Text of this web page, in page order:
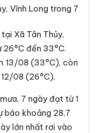
Phú
Càng Long
Ngang
Hưng
Lách
Điền
Vĩnh Long trong 7
Xã Tân Thủy,
đến 33°C.
13/08 (33°C), còn
08 (26°C).
7 ngày đạt từ 1
báo khoảng 28,7
lớn nhất rơi vào